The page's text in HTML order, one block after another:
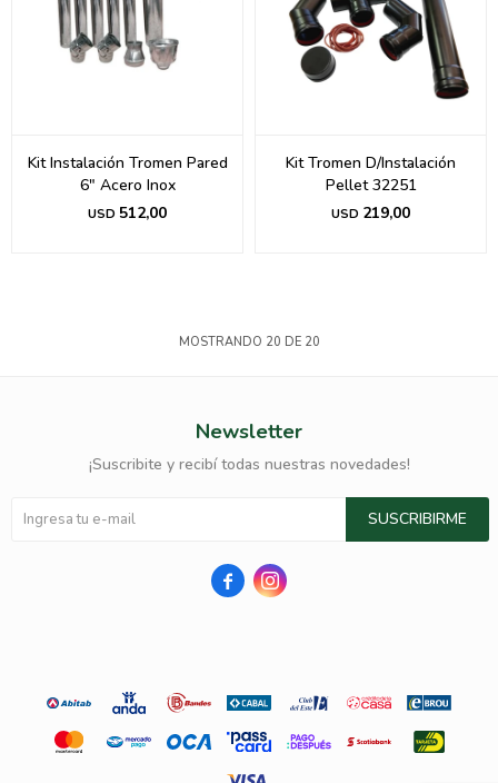
Kit Instalación Tromen Pared
6" Acero Inox
USD 512,00
Kit Tromen D/Instalación
Pellet 32251
USD 219,00
MOSTRANDO 20 DE 20
Newsletter
¡Suscribite y recibí todas nuestras novedades!
SUSCRIBIRME
 